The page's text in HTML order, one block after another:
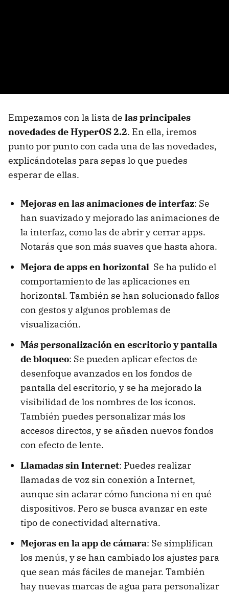
Empezamos con la lista de las principales
novedades de HyperOS 2.2. En ella, iremos
punto por punto con cada una de las novedades,
explicándotelas para sepas lo que puedes
esperar de ellas.
Mejoras en las animaciones de interfaz: Se
han suavizado y mejorado las animaciones de
la interfaz, como las de abrir y cerrar apps.
Notarás que son más suaves que hasta ahora.
Mejora de apps en horizontal Se ha pulido el
comportamiento de las aplicaciones en
horizontal. También se han solucionado fallos
con gestos y algunos problemas de
visualización.
Más personalización en escritorio y pantalla
de bloqueo: Se pueden aplicar efectos de
desenfoque avanzados en los fondos de
pantalla del escritorio, y se ha mejorado la
visibilidad de los nombres de los iconos.
También puedes personalizar más los
accesos directos, y se añaden nuevos fondos
con efecto de lente.
Llamadas sin Internet: Puedes realizar
llamadas de voz sin conexión a Internet,
aunque sin aclarar cómo funciona ni en qué
dispositivos. Pero se busca avanzar en este
tipo de conectividad alternativa.
Mejoras en la app de cámara: Se simplifican
los menús, y se han cambiado los ajustes para
que sean más fáciles de manejar. También
hay nuevas marcas de agua para personalizar